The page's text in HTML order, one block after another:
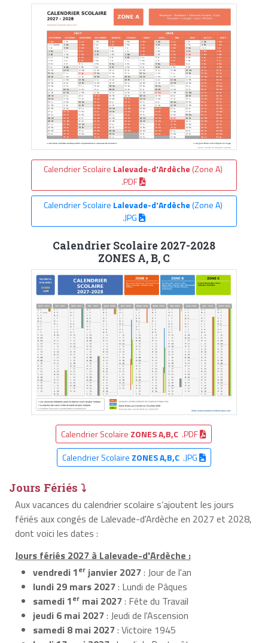
Calendrier Scolaire Lalevade-d'Ardèche (Zone A)
.PDF
Calendrier Scolaire Lalevade-d'Ardèche(Zone A)
.JPG
Calendrier Scolaire 2027-2028
ZONES A, B, C
Calendrier Scolaire ZONES A,B,C .PDF
Calendrier Scolaire ZONES A,B,C.JPG
Jours Fériés ⤵
Aux vacances du calendrier scolaire s’ajoutent les jours
fériés aux congés de Lalevade-d'Ardèche en 2027 et 2028,
dont voici les dates :
Jours fériés 2027 à Lalevade-d'Ardèche :
vendredi 1er janvier 2027: Jour de l'an
lundi 29 mars 2027: Lundi de Pâques
samedi 1er mai 2027: Fête du Travail
jeudi 6 mai 2027: Jeudi de l'Ascension
samedi 8 mai 2027: Victoire 1945